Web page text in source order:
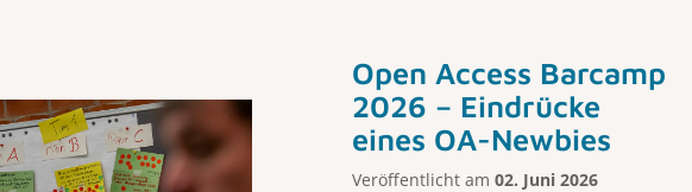
Open Access Barcamp
2026 – Eindrücke
eines OA-Newbies
Veröffentlicht am 02. Juni 2026